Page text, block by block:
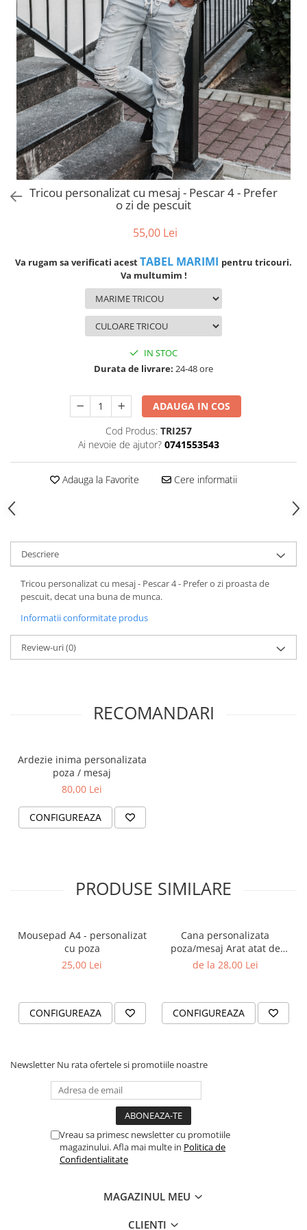
Puzzle personalizat
Rame foto personalizate
Plachete personalizate
Sort personalizat
Tricouri personalizate
Pix personalizat
Set cadou
evenimente
Tavita de mot
Umerase Personalizate
Pahare personalizate
Tricou personalizat cu mesaj - Pescar 4 - Prefer
o zi de pescuit
55,00 Lei
Va rugam sa verificati acestTABEL MARIMI pentru tricouri.
Va multumim !
IN STOC
Durata de livrare: 24-48 ore
ADAUGA IN COS
Cod Produs: TRI257
Ai nevoie de ajutor? 0741553543
Adauga la Favorite Cere informatii
Descriere
Tricou personalizat cu mesaj - Pescar 4 - Prefer o zi proasta de
pescuit, decat una buna de munca.
Informatii conformitate produs
Review-uri(0)
RECOMANDARI
Ardezie inima personalizata
poza / mesaj
80,00 Lei
CONFIGUREAZA
PRODUSE SIMILARE
Mousepad A4 - personalizat
cu poza
25,00 Lei
CONFIGUREAZA
Cana personalizata
poza/mesaj Arat atat de
bine
de la 28,00 Lei
CONFIGUREAZA
Newsletter Nu rata ofertele si promotiile noastre
Vreau sa primesc newsletter cu promotiile
magazinului. Afla mai multe in Politica de
Confidentialitate
MAGAZINUL MEU
CLIENTI